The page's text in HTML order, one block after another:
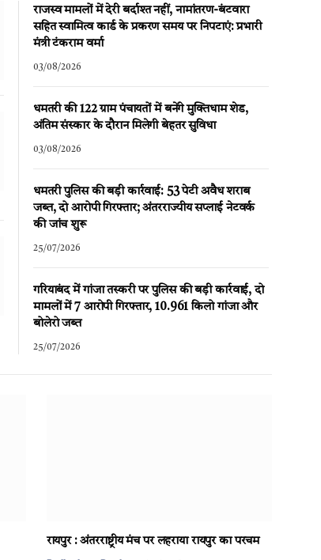
राजस्व मामलों में देरी बर्दाश्त नहीं, नामांतरण-बंटवारा
सहित स्वामित्व कार्ड के प्रकरण समय पर निपटाएं: प्रभारी
मंत्री टंकराम वर्मा
03/08/2026
धमतरी की 122 ग्राम पंचायतों में बनेंगे मुक्तिधाम शेड,
अंतिम संस्कार के दौरान मिलेगी बेहतर सुविधा
03/08/2026
धमतरी पुलिस की बड़ी कार्रवाई: 53 पेटी अवैध शराब
जब्त, दो आरोपी गिरफ्तार; अंतरराज्यीय सप्लाई नेटवर्क
की जांच शुरू
25/07/2026
गरियाबंद में गांजा तस्करी पर पुलिस की बड़ी कार्रवाई, दो
मामलों में 7 आरोपी गिरफ्तार, 10.961 किलो गांजा और
बोलेरो जब्त
25/07/2026
रायपुर : अंतरराष्ट्रीय मंच पर लहराया रायपुर का परचम